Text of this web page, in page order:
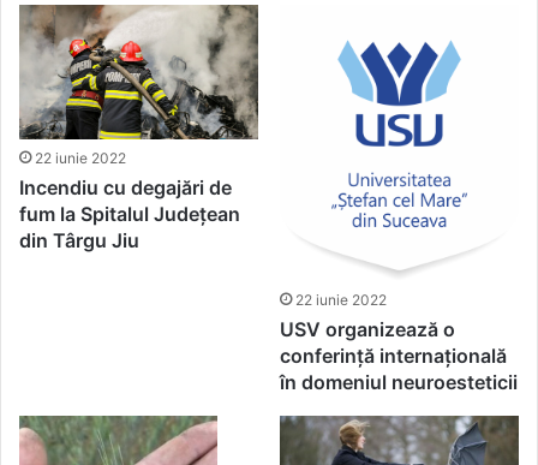
22 iunie 2022
Incendiu cu degajări de
fum la Spitalul Județean
din Târgu Jiu
22 iunie 2022
USV organizează o
conferință internațională
în domeniul neuroesteticii